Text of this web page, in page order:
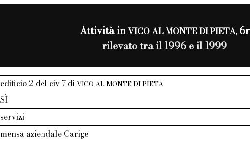
Attività inVICO AL MONTE DI PIETA,6r
rilevato tra il 1996 e il 1999
edificio 2 del civ 7 diVICO AL MONTE DI PIETA
SÌ
servizi
mensa aziendale Carige